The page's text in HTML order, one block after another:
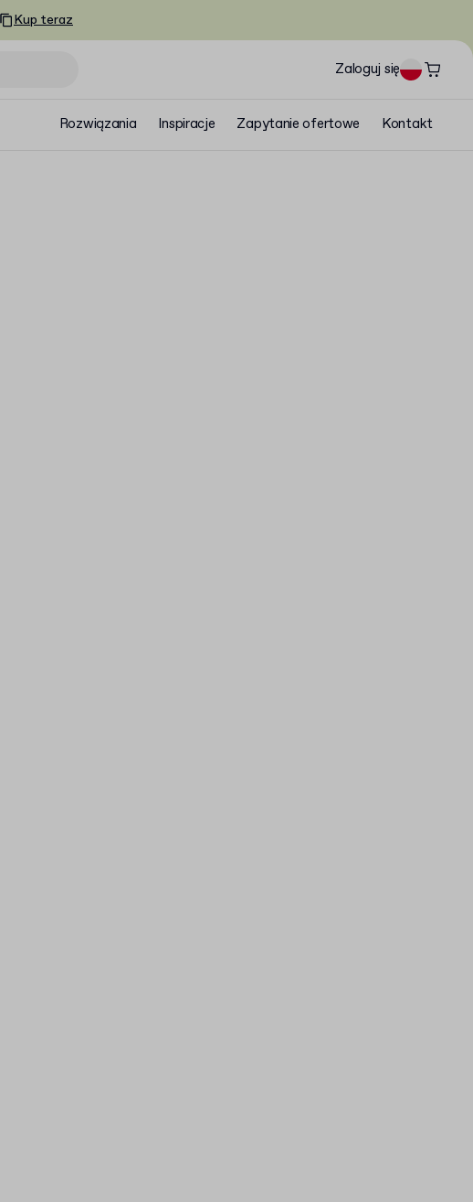
Kup teraz
Zaloguj się
Rozwiązania Inspiracje Zapytanie ofertowe Kontakt